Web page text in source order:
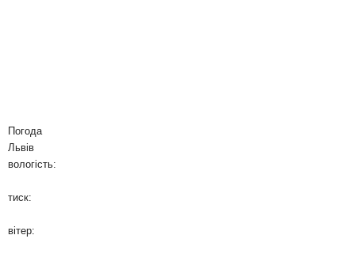
Погода
Львів
вологість:
тиск:
вітер: